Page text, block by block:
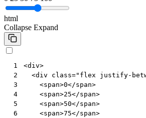
html
Collapse Expand
1
2
3
4
5
6
<div>
<div class="flex justify-
<span>0</span>
<span>25</span>
<span>50</span>
<span>75</span>